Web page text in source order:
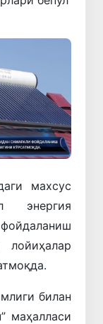
махсус
энергия
лойиҳалар
билан
маҳалласи